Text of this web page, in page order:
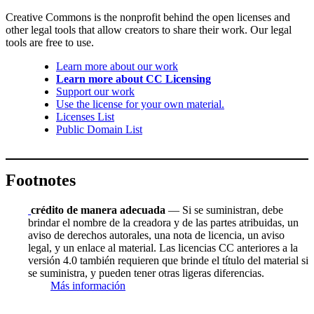
Creative Commons is the nonprofit behind the open licenses and
other legal tools that allow creators to share their work. Our legal
tools are free to use.
Learn more about our work
Learn more about CC Licensing
Support our work
Use the license for your own material.
Licenses List
Public Domain List
Footnotes
crédito de manera adecuada — Si se suministran, debe
brindar el nombre de la creadora y de las partes atribuidas, un
aviso de derechos autorales, una nota de licencia, un aviso
legal, y un enlace al material. Las licencias CC anteriores a la
versión 4.0 también requieren que brinde el título del material si
se suministra, y pueden tener otras ligeras diferencias.
Más información